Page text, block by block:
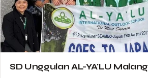
SD Unggulan AL-YA'LU Malang